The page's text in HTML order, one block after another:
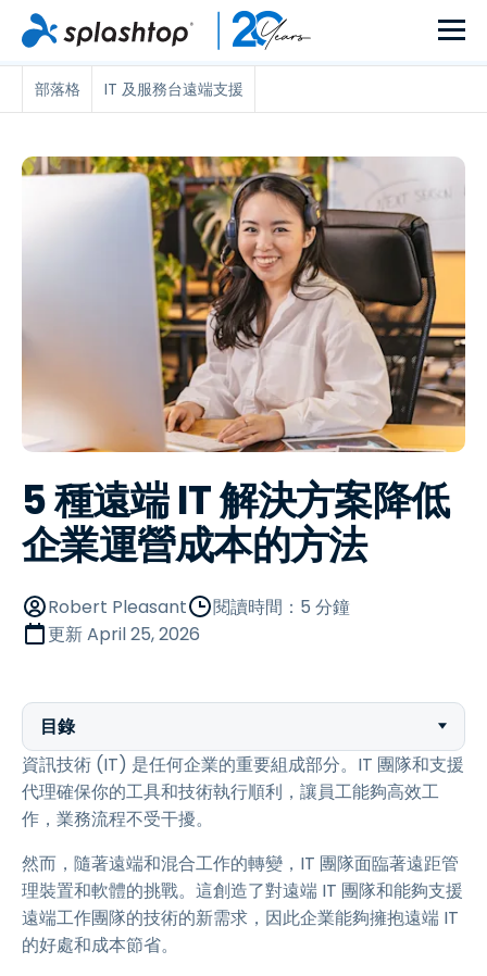
部落格 IT 及服務台遠端支援
5 種遠端 IT 解決方案降低
企業運營成本的方法
Robert Pleasant
閱讀時間：5 分鐘
更新April 25, 2026
目錄
資訊技術 (IT) 是任何企業的重要組成部分。IT 團隊和支援
代理確保你的工具和技術執行順利，讓員工能夠高效工
作，業務流程不受干擾。
然而，隨著遠端和混合工作的轉變，IT 團隊面臨著遠距管
理裝置和軟體的挑戰。這創造了對遠端 IT 團隊和能夠支援
遠端工作團隊的技術的新需求，因此企業能夠擁抱遠端 IT
的好處和成本節省。